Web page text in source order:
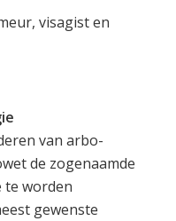
visagist en
van arbo-
de zogenaamde
te worden
gewenste